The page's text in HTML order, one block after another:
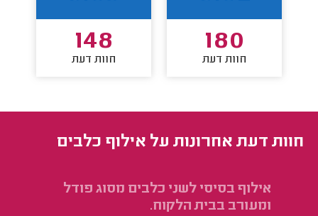
180
חוות דעת
148
חוות דעת
חוות דעת אחרונות על אילוף כלבים
אילוף בסיסי לשני כלבים מסוג פודל
ומעורב בבית הלקוח.